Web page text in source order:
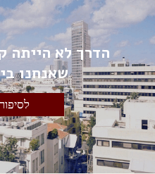
הדרך לא הייתה
שאנחנו